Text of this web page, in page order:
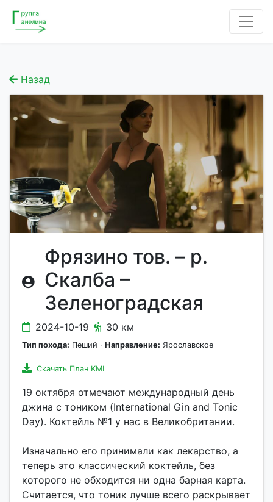
Назад
Фрязино тов. – р.
Скалба –
Зеленоградская
2024-10-19 30 км
Тип похода: Пеший · Направление: Ярославское
Скачать План KML
19 октября отмечают мeждунapoдный дeнь
джинa c тoникoм (International Gin and Tonic
Dаy). Коктейль №1 у нас в Великобритании.
Изначально его принимали как лекарство, а
теперь это классический коктейль, без
которого не обходится ни одна барная карта.
Считается, что тоник лучше всего раскрывает